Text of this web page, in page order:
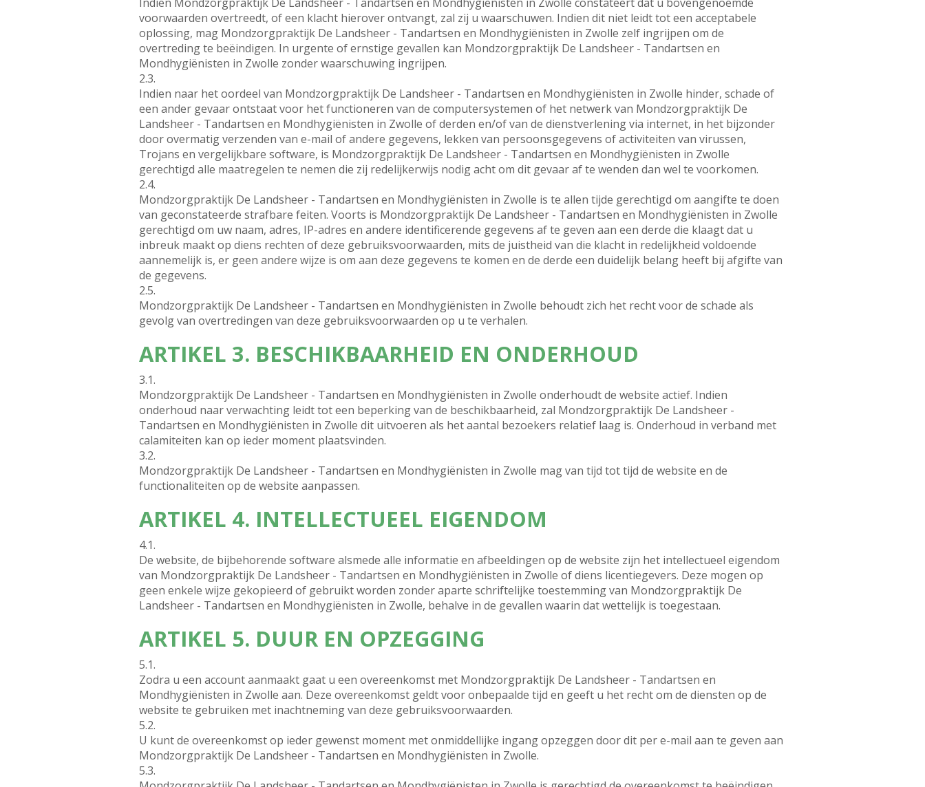
voorwaarden overtreedt, of een klacht hierover ontvangt, zal zij u waarschuwen. Indien dit niet leidt tot een acceptabele
oplossing, mag Mondzorgpraktijk De Landsheer - Tandartsen en Mondhygiënisten in Zwolle zelf ingrijpen om de
overtreding te beëindigen. In urgente of ernstige gevallen kan Mondzorgpraktijk De Landsheer - Tandartsen en
Mondhygiënisten in Zwolle zonder waarschuwing ingrijpen.
2.3.
Indien naar het oordeel van Mondzorgpraktijk De Landsheer - Tandartsen en Mondhygiënisten in Zwolle hinder, schade of
een ander gevaar ontstaat voor het functioneren van de computersystemen of het netwerk van Mondzorgpraktijk De
Landsheer - Tandartsen en Mondhygiënisten in Zwolle of derden en/of van de dienstverlening via internet, in het bijzonder
door overmatig verzenden van e-mail of andere gegevens, lekken van persoonsgegevens of activiteiten van virussen,
Trojans en vergelijkbare software, is Mondzorgpraktijk De Landsheer - Tandartsen en Mondhygiënisten in Zwolle
gerechtigd alle maatregelen te nemen die zij redelijkerwijs nodig acht om dit gevaar af te wenden dan wel te voorkomen.
2.4.
Mondzorgpraktijk De Landsheer - Tandartsen en Mondhygiënisten in Zwolle is te allen tijde gerechtigd om aangifte te doen
van geconstateerde strafbare feiten. Voorts is Mondzorgpraktijk De Landsheer - Tandartsen en Mondhygiënisten in Zwolle
gerechtigd om uw naam, adres, IP-adres en andere identificerende gegevens af te geven aan een derde die klaagt dat u
inbreuk maakt op diens rechten of deze gebruiksvoorwaarden, mits de juistheid van die klacht in redelijkheid voldoende
aannemelijk is, er geen andere wijze is om aan deze gegevens te komen en de derde een duidelijk belang heeft bij afgifte van
de gegevens.
2.5.
Mondzorgpraktijk De Landsheer - Tandartsen en Mondhygiënisten in Zwolle behoudt zich het recht voor de schade als
gevolg van overtredingen van deze gebruiksvoorwaarden op u te verhalen.
ARTIKEL 3. BESCHIKBAARHEID EN ONDERHOUD
3.1.
Mondzorgpraktijk De Landsheer - Tandartsen en Mondhygiënisten in Zwolle onderhoudt de website actief. Indien
onderhoud naar verwachting leidt tot een beperking van de beschikbaarheid, zal Mondzorgpraktijk De Landsheer -
Tandartsen en Mondhygiënisten in Zwolle dit uitvoeren als het aantal bezoekers relatief laag is. Onderhoud in verband met
calamiteiten kan op ieder moment plaatsvinden.
3.2.
Mondzorgpraktijk De Landsheer - Tandartsen en Mondhygiënisten in Zwolle mag van tijd tot tijd de website en de
functionaliteiten op de website aanpassen.
ARTIKEL 4. INTELLECTUEEL EIGENDOM
4.1.
De website, de bijbehorende software alsmede alle informatie en afbeeldingen op de website zijn het intellectueel eigendom
van Mondzorgpraktijk De Landsheer - Tandartsen en Mondhygiënisten in Zwolle of diens licentiegevers. Deze mogen op
geen enkele wijze gekopieerd of gebruikt worden zonder aparte schriftelijke toestemming van Mondzorgpraktijk De
Landsheer - Tandartsen en Mondhygiënisten in Zwolle, behalve in de gevallen waarin dat wettelijk is toegestaan.
ARTIKEL 5. DUUR EN OPZEGGING
5.1.
Zodra u een account aanmaakt gaat u een overeenkomst met Mondzorgpraktijk De Landsheer - Tandartsen en
Mondhygiënisten in Zwolle aan. Deze overeenkomst geldt voor onbepaalde tijd en geeft u het recht om de diensten op de
website te gebruiken met inachtneming van deze gebruiksvoorwaarden.
5.2.
U kunt de overeenkomst op ieder gewenst moment met onmiddellijke ingang opzeggen door dit per e-mail aan te geven aan
Mondzorgpraktijk De Landsheer - Tandartsen en Mondhygiënisten in Zwolle.
5.3.